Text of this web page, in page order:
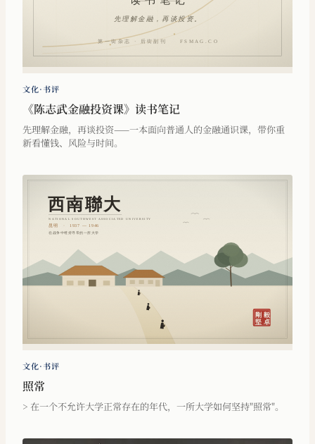
文化·书评
《陈志武金融投资课》读书笔记
先理解金融，再谈投资——一本面向普通人的金融通识课，带你重
新看懂钱、风险与时间。
文化·书评
照常
> 在一个不允许大学正常存在的年代，一所大学如何坚持"照常"。